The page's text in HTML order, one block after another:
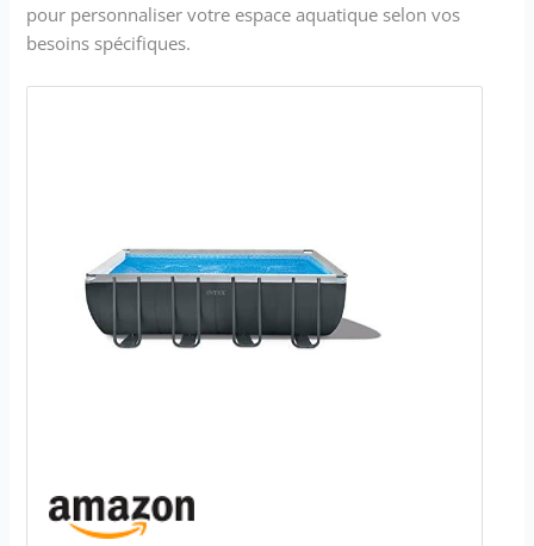
pour personnaliser votre espace aquatique selon vos
besoins spécifiques.